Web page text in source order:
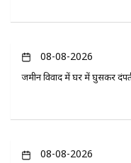
08-08-2026
जमीन विवाद में घर में घुसकर
08-08-2026